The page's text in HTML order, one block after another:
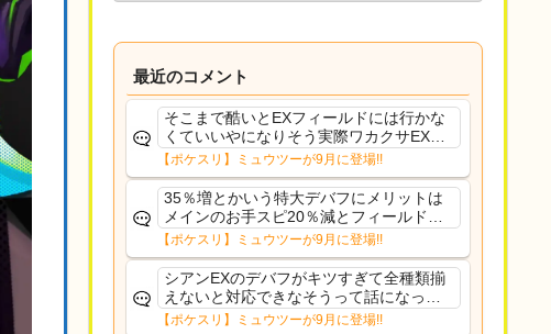
最近のコメント
そこまで酷いとEXフィールドには行かな
くていいやになりそう実際ワカクサEXで
さえあんまり行ってないや
【ポケスリ】ミュウツーが9月に登場!!
35％増とかいう特大デバフにメリットは
メインのお手スピ20％減とフィールド効
果のみフェアリーノーマルとか引いたら
まともに料理も作れないし終わり控えめ
に言ってカス
【ポケスリ】ミュウツーが9月に登場!!
シアンEXのデバフがキツすぎて全種類揃
えないと対応できなそうって話になって
るわ
【ポケスリ】ミュウツーが9月に登場!!